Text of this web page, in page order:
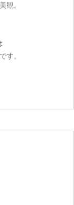
観。
す。